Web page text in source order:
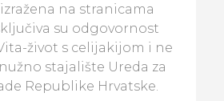
na stranicama
su odgovornost
život s celijakijom i ne
stajalište Ureda za
Republike Hrvatske.